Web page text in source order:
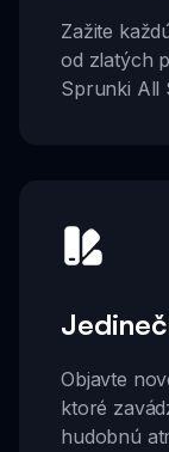
Zažite
od zlatých
Sprunki All
Objavte
ktoré
hudobnú